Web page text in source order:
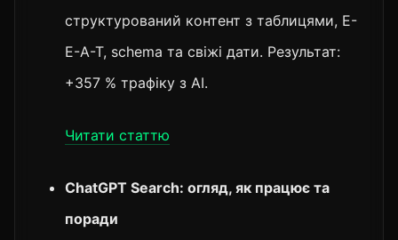
структурований контент з таблицями, E-
E-A-T, schema та свіжі дати. Результат:
+357 % трафіку з AI.
Читати статтю
ChatGPT Search: огляд, як працює та
поради